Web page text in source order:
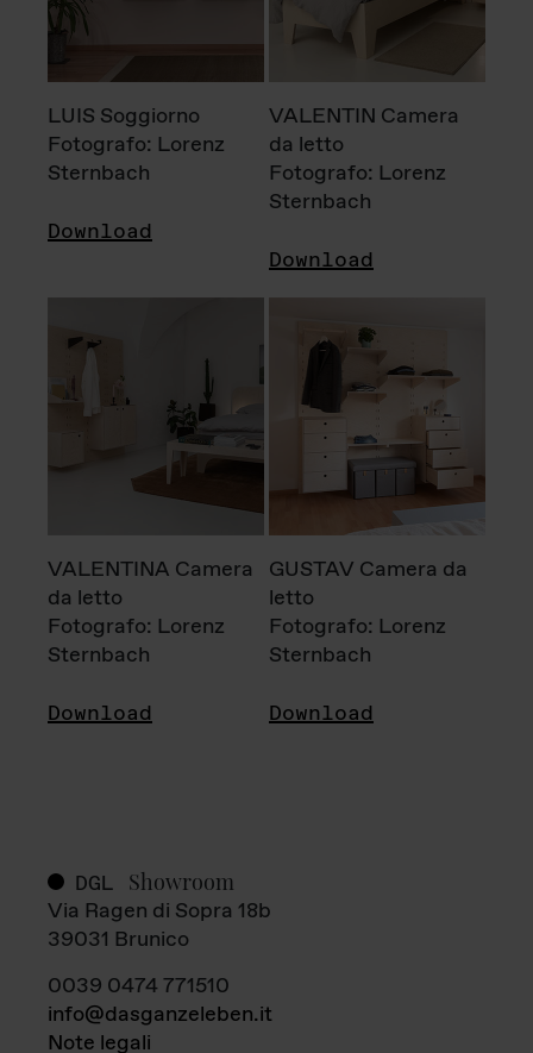
LUIS Soggiorno
Fotografo: Lorenz
Sternbach
Download
VALENTIN Camera
da letto
Fotografo: Lorenz
Sternbach
Download
VALENTINA Camera
da letto
Fotografo: Lorenz
Sternbach
Download
GUSTAV Camera da
letto
Fotografo: Lorenz
Sternbach
Download
DGL Showroom
Via Ragen di Sopra 18b
39031 Brunico
0039 0474 771510
info@dasganzeleben.it
Note legali